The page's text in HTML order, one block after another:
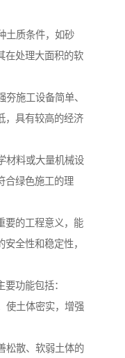
土质条件，如砂
在处理大面积的软
施工设备简单、
，具有较高的经济
材料或大量机械设
合绿色施工的理
要的工程意义，能
全性和稳定性，
功能包括：
使土体密实，增强
松散、软弱土体的